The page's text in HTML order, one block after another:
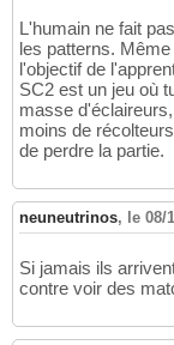
L'humain ne fait
les patterns.
l'objectif de
SC2 est un jeu où
masse
moins de
de perdre la partie.
neuneutrinos, le 08/
Si jamais ils
contre voir des